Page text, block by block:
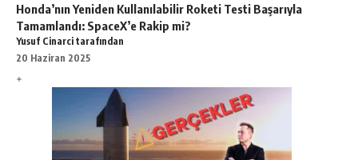
Honda’nın Yeniden Kullanılabilir Roketi Testi Başarıyla
Tamamlandı: SpaceX’e Rakip mi?
Yusuf Cinarci tarafından
20 Haziran 2025